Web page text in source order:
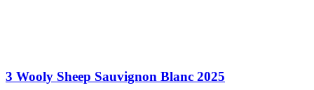
3 Wooly Sheep Sauvignon Blanc 2025